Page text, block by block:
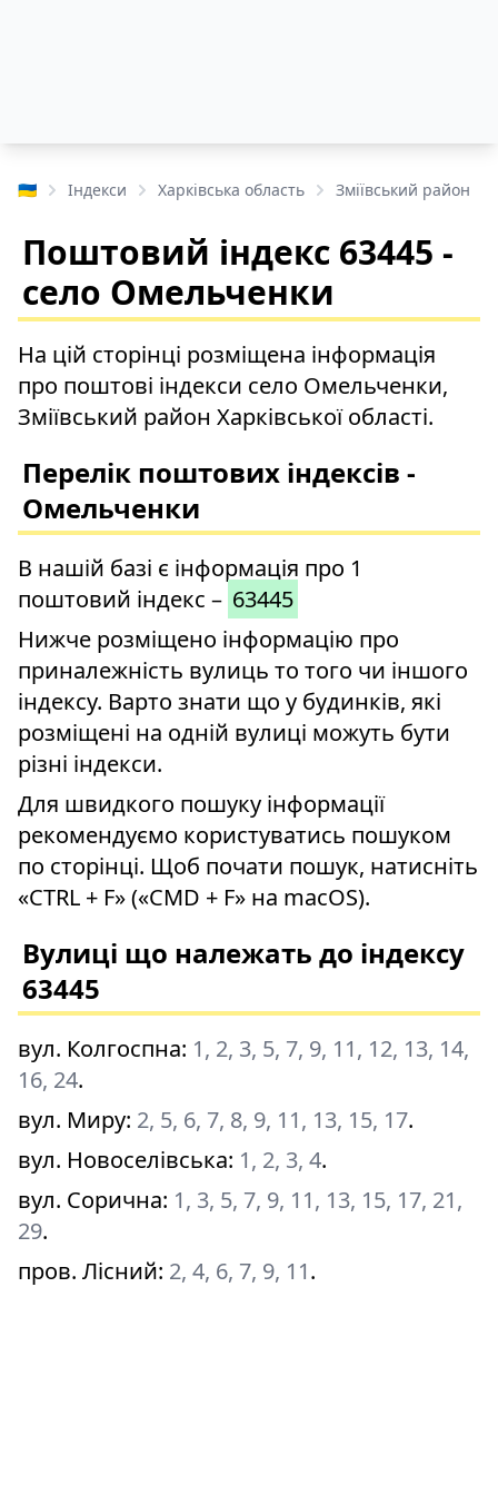
🇺🇦 Індекси Харківська область Зміївський район
Поштовий індекс 63445 -
село Омельченки
На цій сторінці розміщена інформація
про поштові індекси село Омельченки,
Зміївський район Харківської області.
Перелік поштових індексів -
Омельченки
В нашій базі є інформація про 1
поштовий індекс – 63445
Нижче розміщено інформацію про
приналежність вулиць то того чи іншого
індексу. Варто знати що у будинків, які
розміщені на одній вулиці можуть бути
різні індекси.
Для швидкого пошуку інформації
рекомендуємо користуватись пошуком
по сторінці. Щоб почати пошук, натисніть
«CTRL + F» («CMD + F» на macOS).
Вулиці що належать до індексу
63445
вул. Колгоспна: 1, 2, 3, 5, 7, 9, 11, 12, 13, 14,
16, 24.
вул. Миру: 2, 5, 6, 7, 8, 9, 11, 13, 15, 17.
вул. Новоселівська: 1, 2, 3, 4.
вул. Сорична: 1, 3, 5, 7, 9, 11, 13, 15, 17, 21,
29.
пров. Лісний: 2, 4, 6, 7, 9, 11.